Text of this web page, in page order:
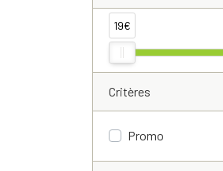
19€
Critères
Promo